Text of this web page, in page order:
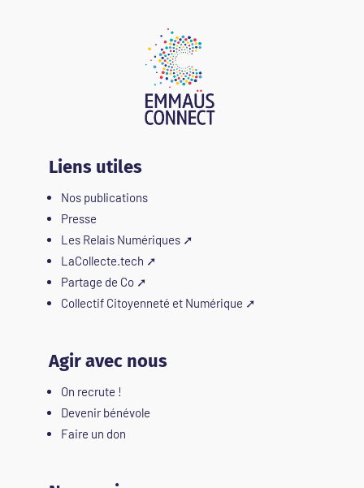
Liens utiles
Nos publications
Presse
Les Relais Numériques➚
LaCollecte.tech ➚
Partage de Co➚
Collectif Citoyenneté et Numérique ➚
Agir avec nous
On recrute !
Devenir bénévole
Faire un don